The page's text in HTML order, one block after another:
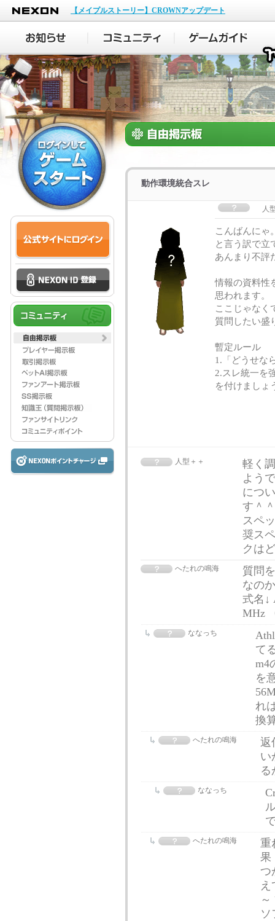
NEXON
【メイプルストーリー】CROWNアップデート
動作環境統合スレ
人
こんばんにゃ
と言う訳で立
あんまり不評
情報の資料性
思われます。
ここじゃなく
質問したい盛
暫定ルール
1.「どうせな
2.スレ統一を
を付けましょ
人型＋＋
軽く
よう
につ
す＾
スペ
奨ス
クは
へたれの鳴海
質問
なの
式名↓
MHz
ななっち
て
m4
を
れ
換
へたれの鳴海
返
い
る
ななっち
へたれの鳴海
重
果
つ
～
ソ